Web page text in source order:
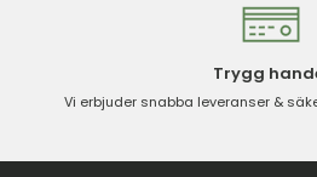
Trygg
Vi erbjuder snabba leveranser &